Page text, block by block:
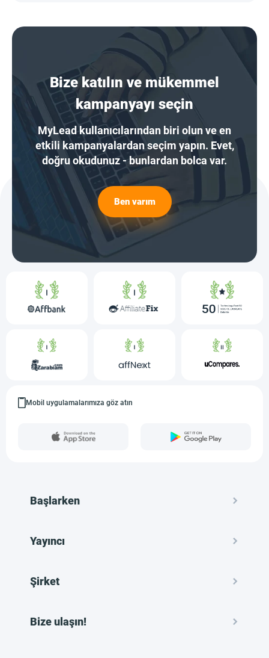
Bize katılın ve mükemmel
kampanyayı seçin
MyLead kullanıcılarından biri olun ve en
etkili kampanyalardan seçim yapın. Evet,
doğru okudunuz - bunlardan bolca var.
Ben varım
Mobil uygulamalarımıza göz atın
Başlarken
Yayıncı
Şirket
Bize ulaşın!